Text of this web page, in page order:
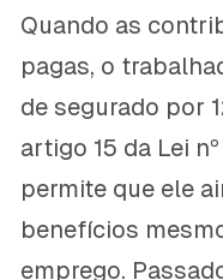
Quando as
pagas, o
de segurado por
artigo 15 da Lei
permite que ele
benefícios
emprego.